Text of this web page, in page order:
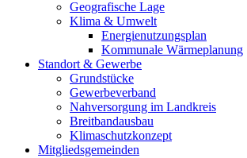
Geografische Lage
Klima & Umwelt
Energienutzungsplan
Kommunale Wärmeplanung
Standort & Gewerbe
Grundstücke
Gewerbeverband
Nahversorgung im Landkreis
Breitbandausbau
Klimaschutzkonzept
Mitgliedsgemeinden